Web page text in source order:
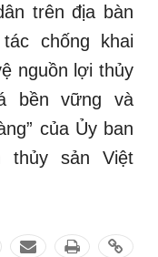
trên địa bàn
chống khai
nguồn lợi thủy
bền vững và
của Ủy ban
thủy sản Việt